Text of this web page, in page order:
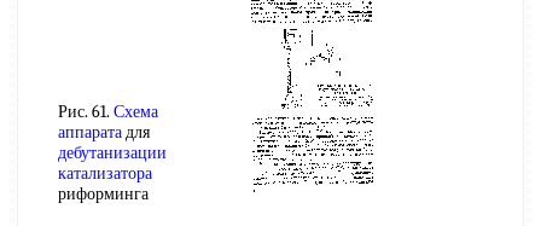
Рис. 61. Схема
аппаратадля
дебутанизации
катализатора
риформинга